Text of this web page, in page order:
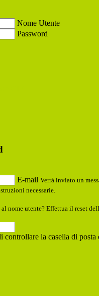
Nome Utente
Password
E-mail Verrà inviato un
necessarie.
nome utente? Effettua il reset
controllare la casella di posta